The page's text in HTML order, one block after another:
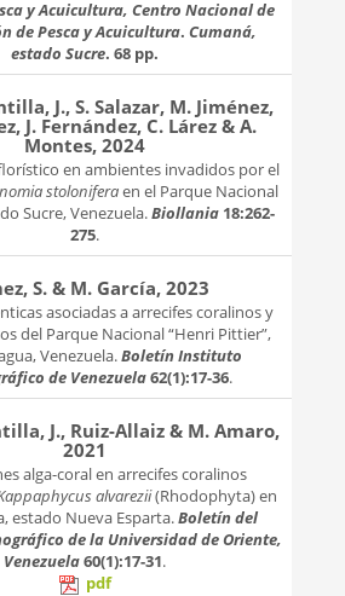
y Acuicultura, Centro Nacional de
de Pesca y Acuicultura. Cumaná,
estado Sucre. 68 pp.
J., S. Salazar, M. Jiménez,
J. Fernández, C. Lárez & A.
Montes, 2024
en ambientes invadidos por el
stoloniferaen el Parque Nacional
Sucre, Venezuela.Biollania 18:262-
275.
S. & M. García, 2023
asociadas a arrecifes coralinos y
del Parque Nacional “Henri Pittier”,
Venezuela.Boletín Instituto
de Venezuela62(1):17-36.
J., Ruiz-Allaiz & M. Amaro,
2021
alga-coral en arrecifes coralinos
alvarezii(Rhodophyta) en
estado Nueva Esparta.Boletín del
de la Universidad de Oriente,
Venezuela60(1):17-31.
pdf